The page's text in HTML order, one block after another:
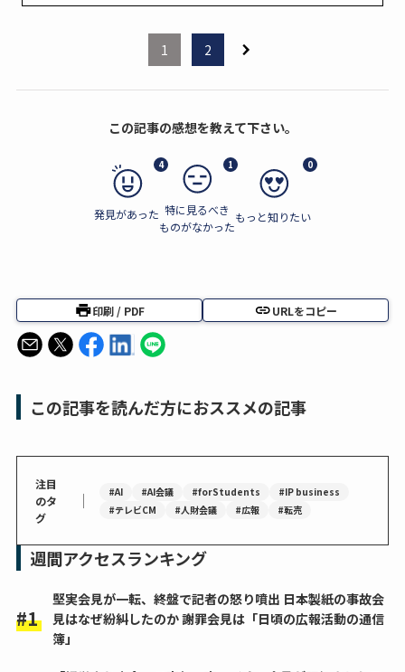
1 2
この記事の感想を教えて下さい。
4
発見があった
1
特に見るべき
ものがなかった
0
もっと知りたい
印刷 / PDF URLをコピー
この記事を読んだ方におススメの記事
注目
のタ
グ
｜ #AI #AI会議 #forStudents
#IP business
#テレビCM
#人財会議 #広報 #転売
週間アクセスランキング
堅実会見が一転、終盤で記者の怒り噴出 日本製紙の事故会
見はなぜ紛糾したのか 謝罪会見は「日頃の広報活動の通信
簿」